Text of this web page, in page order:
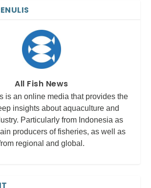
All Fish News
is an online media that provides the
insights about aquaculture and
Particularly from Indonesia as
producers of fisheries, as well as
regional and global.